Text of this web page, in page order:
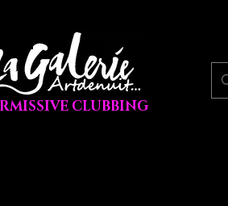
CLUBBING